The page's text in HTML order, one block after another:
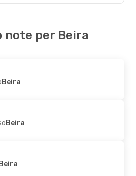
note per Beira
Beira
Beira
Beira